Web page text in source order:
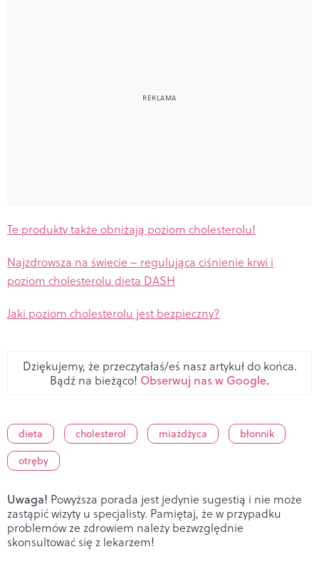
Te produkty także obniżają poziom cholesterolu!
Najzdrowsza na świecie – regulująca ciśnienie krwi i
poziom cholesterolu dieta DASH
Jaki poziom cholesterolu jest bezpieczny?
Dziękujemy, że przeczytałaś/eś nasz artykuł do końca.
Bądź na bieżąco! Obserwuj nas w Google.
dieta cholesterol miażdżyca
błonnik
otręby
Uwaga! Powyższa porada jest jedynie sugestią i nie może
zastąpić wizyty u specjalisty. Pamiętaj, że w przypadku
problemów ze zdrowiem należy bezwzględnie
skonsultować się z lekarzem!